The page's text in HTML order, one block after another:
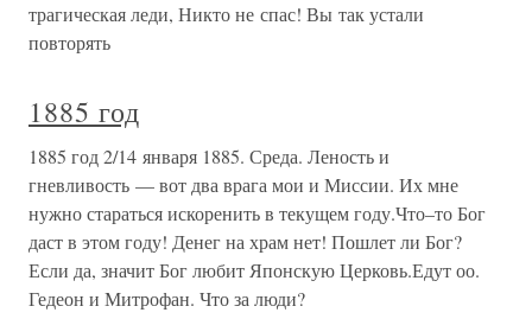
трагическая леди, Никто не спас! Вы так устали
повторять
1885 год
1885 год 2/14 января 1885. Среда. Леность и
гневливость — вот два врага мои и Миссии. Их мне
нужно стараться искоренить в текущем году.Что–то Бог
даст в этом году! Денег на храм нет! Пошлет ли Бог?
Если да, значит Бог любит Японскую Церковь.Едут оо.
Гедеон и Митрофан. Что за люди?